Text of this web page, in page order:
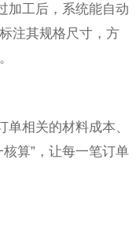
工后，系统能自动
注其规格尺寸，方
相关的材料成本、
算”，让每一笔订单